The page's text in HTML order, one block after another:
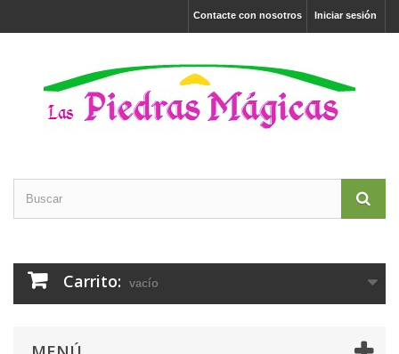
Iniciar sesión
Contacte con nosotros
Carrito: vacío